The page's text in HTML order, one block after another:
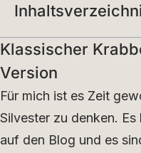
Klassischer
Version
Für mich ist es Zeit
Silvester zu denken.
auf den Blog und es